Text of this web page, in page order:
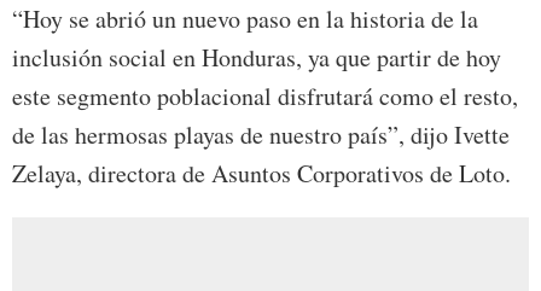
“Hoy se abrió un nuevo paso en la historia de la
inclusión social en Honduras, ya que partir de hoy
este segmento poblacional disfrutará como el resto,
de las hermosas playas de nuestro país”, dijo Ivette
Zelaya, directora de Asuntos Corporativos de Loto.